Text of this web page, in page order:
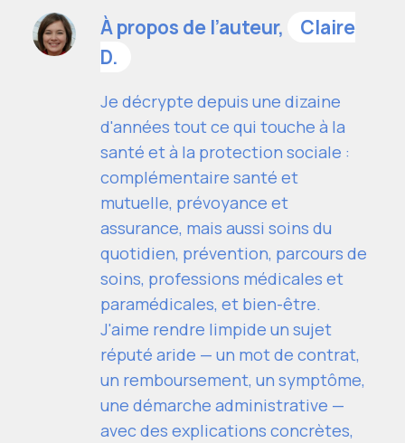
À propos de l’auteur,
Claire
D.
Je décrypte depuis une dizaine
d'années tout ce qui touche à la
santé et à la protection sociale :
complémentaire santé et
mutuelle, prévoyance et
assurance, mais aussi soins du
quotidien, prévention, parcours de
soins, professions médicales et
paramédicales, et bien-être.
J'aime rendre limpide un sujet
réputé aride — un mot de contrat,
un remboursement, un symptôme,
une démarche administrative —
avec des explications concrètes,